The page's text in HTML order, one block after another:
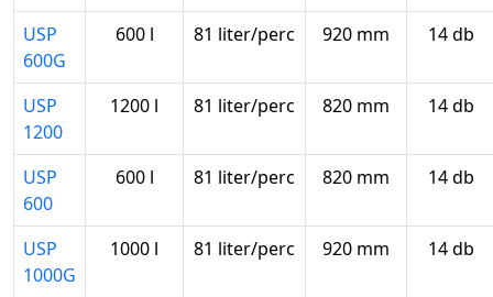
USP
600G
600 l 81 liter/perc 920 mm 14 db
USP
1200
1200 l 81 liter/perc 820 mm 14 db
USP
600
600 l 81 liter/perc 820 mm 14 db
USP
1000G
1000 l 81 liter/perc 920 mm 14 db